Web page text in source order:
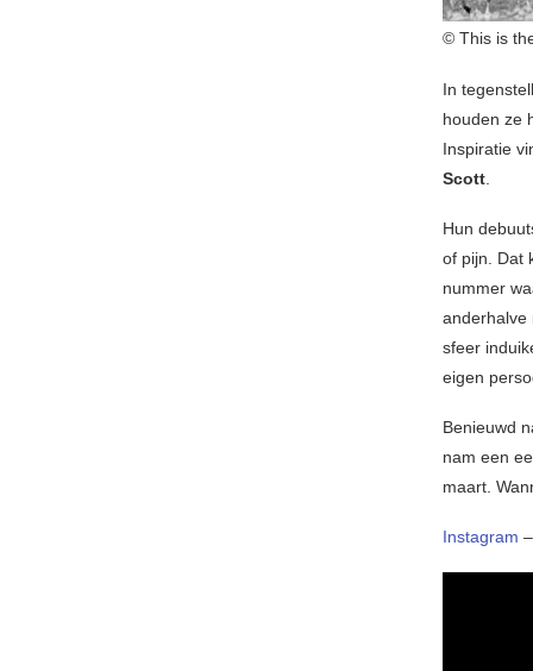
© This is
In
houden ze
Inspiratie
Scott
Hun
of pijn. Dat
nummer
anderhalve
sfeer
eigen
Benieuwd
nam een
maart.
Instagram –